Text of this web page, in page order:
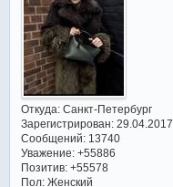
Откуда:Санкт-Петербург
Зарегистрирован: 29.04.2017
Сообщений:13740
Уважение: +55886
Позитив: +55578
Пол:Женский